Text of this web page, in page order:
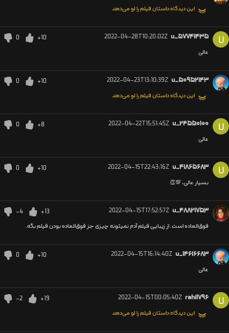
این دیدگاه داستان فیلم را لو می‌دهد
U u_۵۷۷۴۱۴۳۵ 2022-04-28T10:20:02Z
+10
0
عالی
u_۵۰۹۵۲۱۴۳ 2022-04-23T13:10:39Z
+10
0
این دیدگاه داستان فیلم را لو می‌دهد
U u_۲۴۵۵۰۱۰۰ 2022-04-22T15:51:45Z
+8
0
عالی
U u_۴۱۸۶۵۶۸۳ 2022-04-15T22:43:16Z
+10
0
بسیار عالی، 💯👏
u_۴۸۸۲۱۷۵۳ 2022-04-15T17:52:57Z
+13
-4
فوق‌العاده است. از زیبایی فیلم آدم نمیتونه چیزی جز فوق‌العاده بودن فیلم بگه.
u_۱۴۶۱۶۶۸۳ 2022-04-15T16:14:40Z
+10
0
عالی
U rahil۷۹۶ 2022-04-15T00:05:40Z
+19
-2
این دیدگاه داستان فیلم را لو می‌دهد